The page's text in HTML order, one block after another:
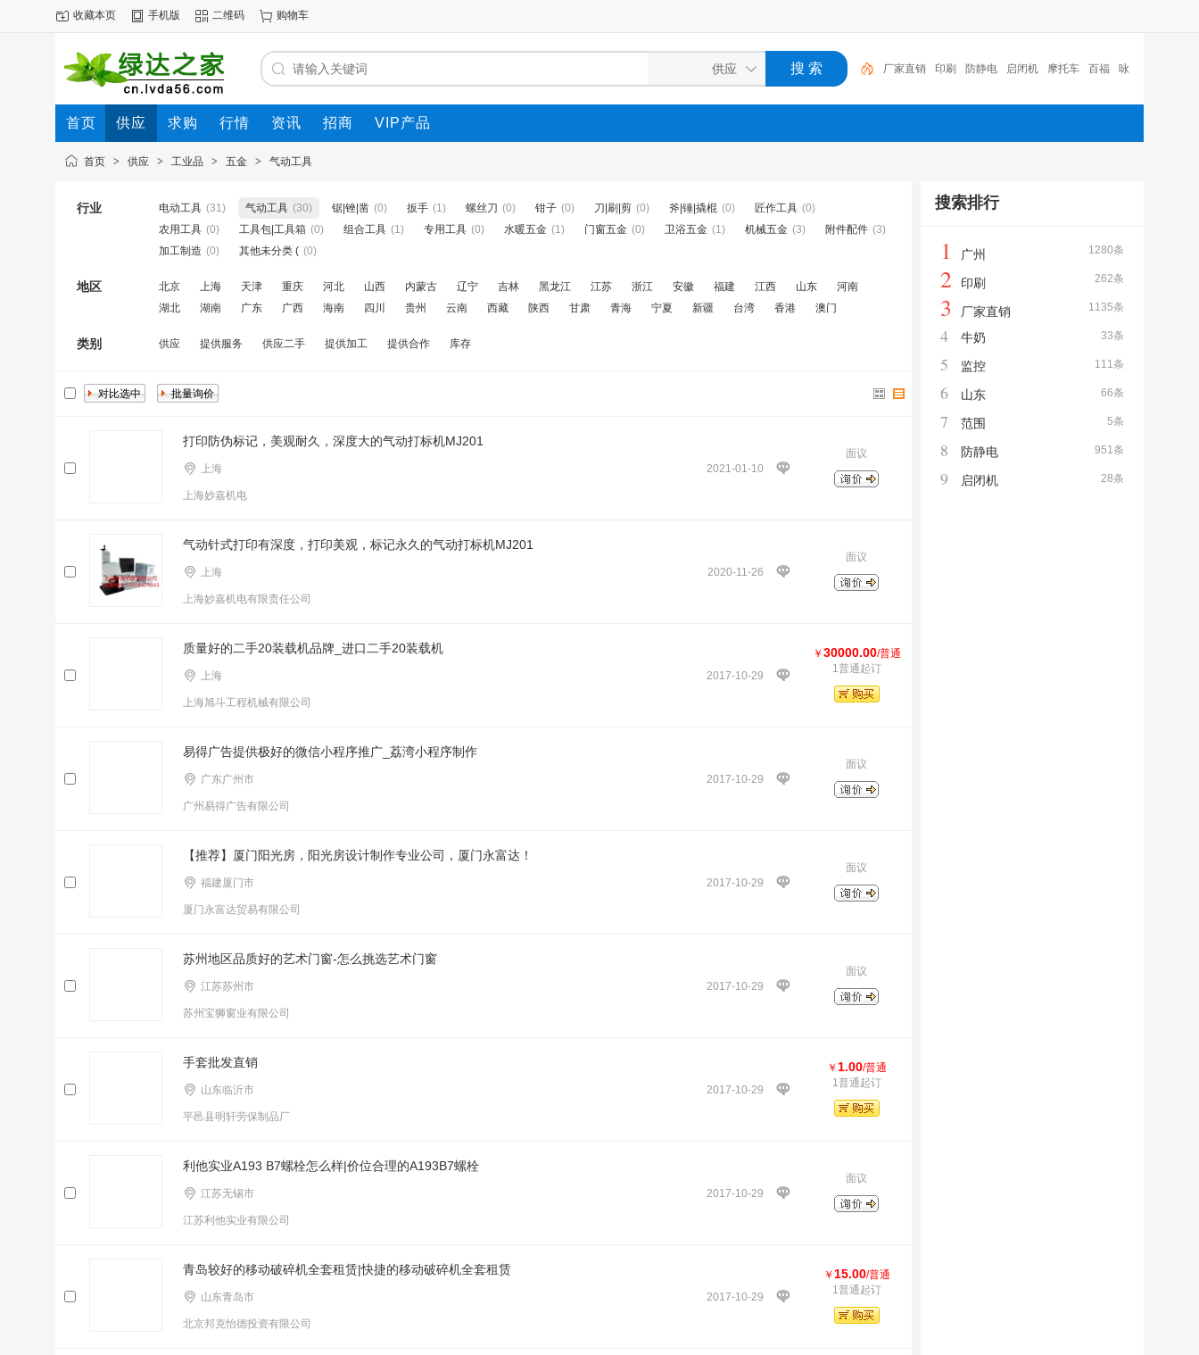
收藏本页 手机版 二维码 购物车
厂家直销 印刷 防静电 启闭机 摩托车 百福 咏
玖进出口 体验桌 扑克 广州
首页 供应 求购 行情 资讯 招商 VIP产品
首页 > 供应 > 工业品 > 五金 > 气动工具
行业 电动工具 (31) 气动工具 (30) 锯|锉|凿 (0) 扳手 (1) 螺丝刀 (0) 钳子 (0) 刀|刷|剪 (0) 斧|锤|撬棍 (0) 匠作工具 (0)
农用工具 (0) 工具包|工具箱 (0) 组合工具 (1) 专用工具 (0) 水暖五金 (1) 门窗五金 (0) 卫浴五金 (1) 机械五金 (3) 附件配件 (3)
加工制造 (0) 其他未分类 ( (0)
地区 北京 上海 天津 重庆 河北 山西 内蒙古 辽宁 吉林 黑龙江 江苏 浙江 安徽 福建 江西 山东
河南
湖北
湖南 广东 广西 海南 四川 贵州 云南 西藏 陕西 甘肃 青海 宁夏 新疆 台湾 香港 澳门
类别 供应 提供服务 供应二手 提供加工 提供合作 库存
打印防伪标记，美观耐久，深度大的气动打标机MJ201
2021-01-10
上海
上海妙嘉机电
面议
气动针式打印有深度，打印美观，标记永久的气动打标机MJ201
2020-11-26
上海
上海妙嘉机电有限责任公司
面议
质量好的二手20装载机品牌_进口二手20装载机
2017-10-29
上海
上海旭斗工程机械有限公司
￥ 30000.00/普通
1普通起订
易得广告提供极好的微信小程序推广_荔湾小程序制作
2017-10-29
广东广州市
广州易得广告有限公司
面议
【推荐】厦门阳光房，阳光房设计制作专业公司，厦门永富达！
2017-10-29
福建厦门市
厦门永富达贸易有限公司
面议
苏州地区品质好的艺术门窗-怎么挑选艺术门窗
2017-10-29
江苏苏州市
苏州宝狮窗业有限公司
面议
手套批发直销
2017-10-29
山东临沂市
平邑县明轩劳保制品厂
￥ 1.00/普通
1普通起订
利他实业A193 B7螺栓怎么样|价位合理的A193B7螺栓
2017-10-29
江苏无锡市
江苏利他实业有限公司
面议
青岛较好的移动破碎机全套租赁|快捷的移动破碎机全套租赁
2017-10-29
山东青岛市
北京邦克怡德投资有限公司
￥ 15.00/普通
1普通起订
搜索排行
1280条
1 广州
262条
2 印刷
1135条
3 厂家直销
33条
4 牛奶
111条
5 监控
66条
6 山东
5条
7 范围
951条
8 防静电
28条
9 启闭机